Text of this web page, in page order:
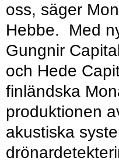
oss, säger
Hebbe. Med
Gungnir
och Hede
finländska
produktionen
akustiska